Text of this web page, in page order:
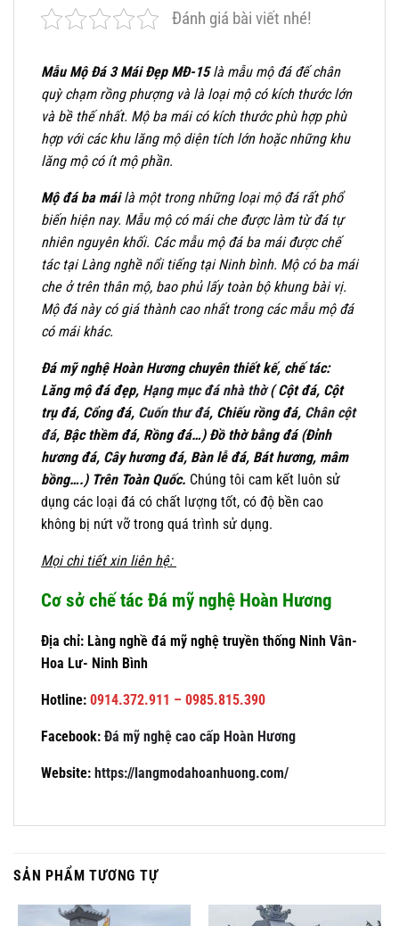
Đánh giá bài viết nhé!
Mẫu Mộ Đá 3 Mái Đẹp MĐ-15là mẫu mộ đá đế chân
quỳ chạm rồng phượng và là loại mộ có kích thước lớn
và bề thế nhất. Mộ ba mái có kích thước phù hợp phù
hợp với các khu lăng mộ diện tích lớn hoặc những khu
lăng mộ có ít mộ phần.
Mộ đá ba máilà một trong những loại mộ đá rất phổ
biến hiện nay. Mẫu mộ có mái che được làm từ đá tự
nhiên nguyên khối. Các mẫu mộ đá ba mái được chế
tác tại Làng nghề nổi tiếng tại Ninh bình. Mộ có ba mái
che ở trên thân mộ, bao phủ lấy toàn bộ khung bài vị.
Mộ đá này có giá thành cao nhất trong các mẫu mộ đá
có mái khác.
Đá mỹ nghệ Hoàn Hương chuyên thiết kế, chế tác:
Lăng mộ đá đẹp, Hạng mục đá nhà thờ( Cột đá, Cột
trụ đá, Cổng đá, Cuốn thư đá, Chiếu rồng đá, Chân cột
đá, Bậc thềm đá, Rồng đá…) Đồ thờ bằng đá (Đỉnh
hương đá, Cây hương đá, Bàn lễ đá, Bát hương, mâm
bồng….) Trên Toàn Quốc. Chúng tôi cam kết luôn sử
dụng các loại đá có chất lượng tốt, có độ bền cao
không bị nứt vỡ trong quá trình sử dụng.
Mọi chi tiết xin liên hệ:
Cơ sở chế tác Đá mỹ nghệ Hoàn Hương
Địa chỉ: Làng nghề đá mỹ nghệ truyền thống Ninh Vân-
Hoa Lư- Ninh Bình
Hotline: 0914.372.911 – 0985.815.390
Facebook: Đá mỹ nghệ cao cấp Hoàn Hương
Website: https://langmodahoanhuong.com/
SẢN PHẨM TƯƠNG TỰ